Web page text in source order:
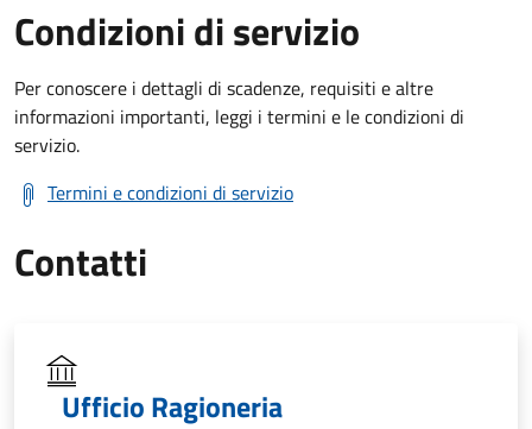
Condizioni di servizio
Per conoscere i dettagli di scadenze, requisiti e altre
informazioni importanti, leggi i termini e le condizioni di
servizio.
Termini e condizioni di servizio
Contatti
Ufficio Ragioneria